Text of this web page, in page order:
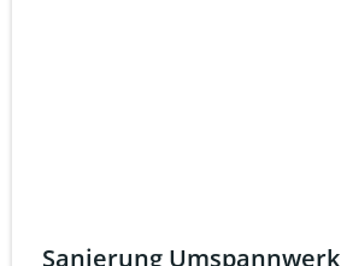
Sanierung Umspannwerk